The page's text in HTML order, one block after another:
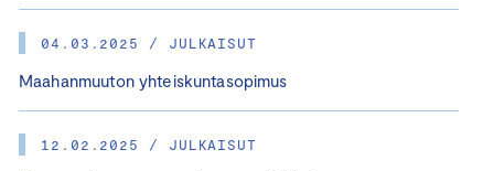
04.03.2025 / JULKAISUT
Maahanmuuton yhteiskuntasopimus
12.02.2025 / JULKAISUT